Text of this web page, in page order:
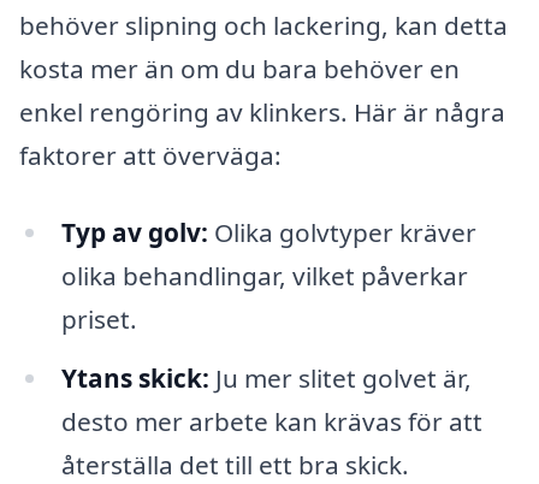
behöver slipning och lackering, kan detta
kosta mer än om du bara behöver en
enkel rengöring av klinkers. Här är några
faktorer att överväga:
Typ av golv: Olika golvtyper kräver
olika behandlingar, vilket påverkar
priset.
Ytans skick: Ju mer slitet golvet är,
desto mer arbete kan krävas för att
återställa det till ett bra skick.